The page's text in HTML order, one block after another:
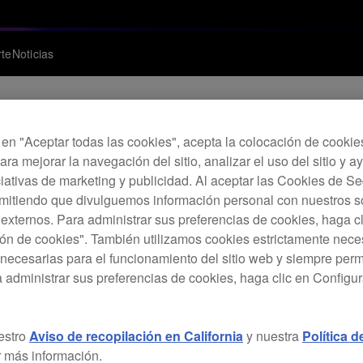
Noticias
de
HOT CUE/LOOP durante la reproducción LOOP.
en vista SEARCH y PLAYLIST.
"Aceptar todas las cookies", acepta la colocación de
mejorar la navegación del sitio, analizar el uso del sitio y
de marketing y publicidad. Al aceptar las Cookies de
que divulguemos información personal con nuestros
Para administrar sus preferencias de cookies, haga
de cookies". También utilizamos cookies estrictamente
para el funcionamiento del sitio web y siempre
administrar sus preferencias de cookies, haga clic en
Aviso de recopilación en California y nuestra Política
información.